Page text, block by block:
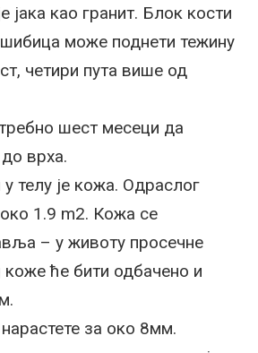
јака као гранит. Блок кости
шибица може поднети тежину
четири пута више од
шест месеци да
врха.
телу је кожа. Одраслог
1.9 m2. Кожа се
– у животу просечне
ће бити одбачено и
за око 8мм.